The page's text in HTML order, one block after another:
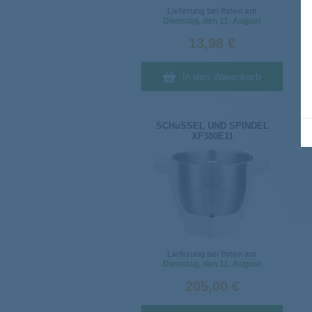
Dienstag, den 11. August
13,98 €
In den Warenkorb
SCHuSSEL UND SPINDEL
XF380E11
Dienstag, den 11. August
205,00 €